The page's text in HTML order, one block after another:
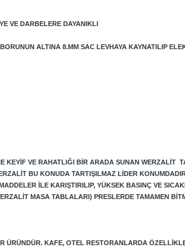
VE DARBELERE DAYANIKLI
ALTINA 8.MM SAC LEVHAYA KAYNATILIP
VE RAHATLIĞI BIR ARADA SUNAN WERZALIT
BU KONUDA TARTIŞILMAZ LIDER
ILE KARIŞTIRILIP, YÜKSEK BASINÇ VE
MASA TABLALARI) PRESLERDE TAMAMEN
KAFE, OTEL RESTORANLARDA